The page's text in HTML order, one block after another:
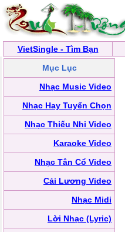
VietSingle - Tìm Bạn
Mục Lục
Nhạc Music Video
Nhạc Hay Tuyển Chọn
Nhạc Thiếu Nhi Video
Karaoke Video
Nhạc Tân Cổ Video
Cải Lương Video
Nhạc Midi
Lời Nhạc (Lyric)